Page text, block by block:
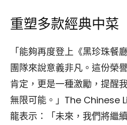
重塑多款經典中菜
「能夠再度登上《黑珍珠餐
團隊來說意義非凡。這份榮
肯定，更是一種激勵，提醒
無限可能。」The Chinese
龍表示：「未來，我們將繼